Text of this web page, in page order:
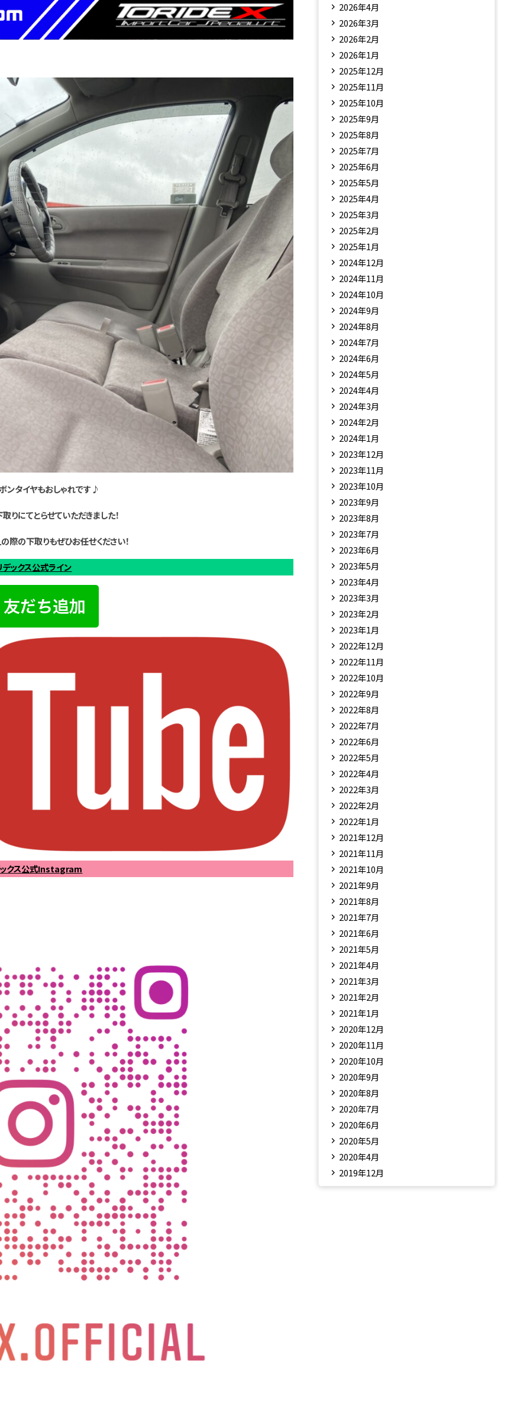
ンタイヤもおしゃれです♪
りにてとらせていただきました！
際の下取りもぜひお任せください！
デックス公式ライン
ックス公式Instagram
2026年4月
2026年3月
2026年2月
2026年1月
2025年12月
2025年11月
2025年10月
2025年9月
2025年8月
2025年7月
2025年6月
2025年5月
2025年4月
2025年3月
2025年2月
2025年1月
2024年12月
2024年11月
2024年10月
2024年9月
2024年8月
2024年7月
2024年6月
2024年5月
2024年4月
2024年3月
2024年2月
2024年1月
2023年12月
2023年11月
2023年10月
2023年9月
2023年8月
2023年7月
2023年6月
2023年5月
2023年4月
2023年3月
2023年2月
2023年1月
2022年12月
2022年11月
2022年10月
2022年9月
2022年8月
2022年7月
2022年6月
2022年5月
2022年4月
2022年3月
2022年2月
2022年1月
2021年12月
2021年11月
2021年10月
2021年9月
2021年8月
2021年7月
2021年6月
2021年5月
2021年4月
2021年3月
2021年2月
2021年1月
2020年12月
2020年11月
2020年10月
2020年9月
2020年8月
2020年7月
2020年6月
2020年5月
2020年4月
2019年12月